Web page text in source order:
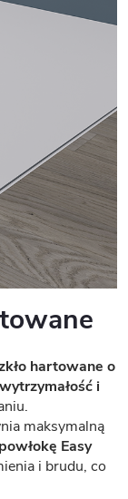
hartowane o
i
maksymalną
powłokę Easy
i brudu, co